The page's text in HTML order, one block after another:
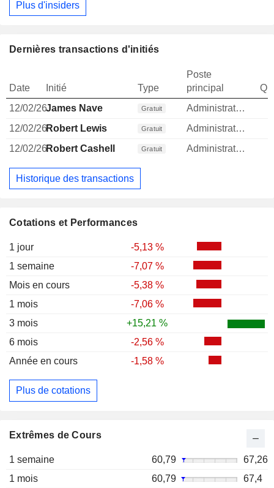
Cotations et Performances
1 jour
-5,13 %
1 semaine
-7,07 %
Mois en cours
-5,38 %
1 mois
-7,06 %
3 mois
+15,21 %
6 mois
-2,56 %
Année en cours
-1,58 %
Plus de cotations
Extrêmes de Cours
1 semaine 60,79
67,26
1 mois
60,79
67,4
Plus d'insiders
Dernières transactions d'initiés
Date Initié Type
Poste
principal
12/02/26James Nave Gratuit Administrateur
12/02/26Robert Lewis Gratuit Administrateur
12/02/26Robert Cashell Gratuit Administrateur
Historique des transactions